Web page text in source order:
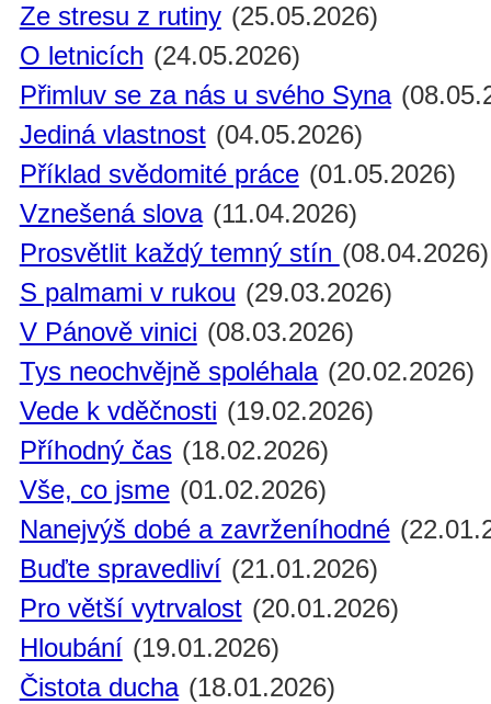
Ze stresu z rutiny (25.05.2026)
O letnicích (24.05.2026)
Přimluv se za nás u svého Syna
Jediná vlastnost (04.05.2026)
Příklad svědomité práce (01.05.2026)
Vznešená slova (11.04.2026)
Prosvětlit každý temný stín (08.04.2026)
S palmami v rukou (29.03.2026)
V Pánově vinici (08.03.2026)
Tys neochvějně spoléhala (20.02.2026)
Vede k vděčnosti (19.02.2026)
Příhodný čas (18.02.2026)
Vše, co jsme (01.02.2026)
Nanejvýš dobé a zavrženíhodné
Buďte spravedliví (21.01.2026)
Pro větší vytrvalost (20.01.2026)
Hloubání (19.01.2026)
Čistota ducha (18.01.2026)